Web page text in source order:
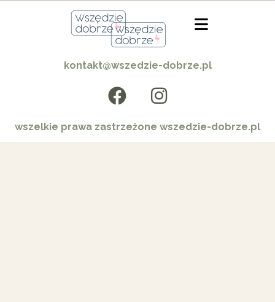
kontakt@wszedzie-dobrze.pl
wszelkie prawa zastrzeżone wszedzie-dobrze.pl